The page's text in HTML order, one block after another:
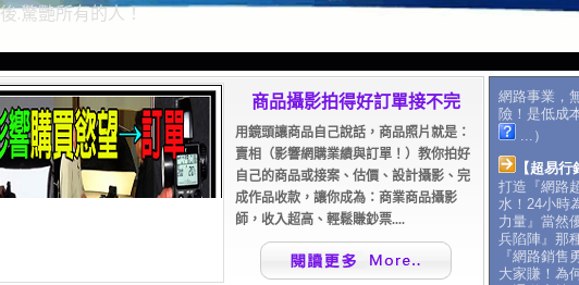
.驚艷所有的人！